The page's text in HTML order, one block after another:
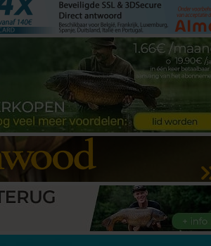
498,00€
349,00